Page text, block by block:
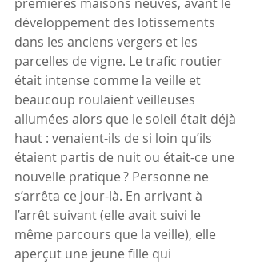
développement des lotissements
dans les anciens vergers et les
parcelles de vigne. Le trafic routier
était intense comme la veille et
beaucoup roulaient veilleuses
allumées alors que le soleil était déjà
haut : venaient-ils de si loin qu’ils
étaient partis de nuit ou était-ce une
nouvelle pratique ? Personne ne
s’arrêta ce jour-là. En arrivant à
l’arrêt suivant (elle avait suivi le
même parcours que la veille), elle
aperçut une jeune fille qui